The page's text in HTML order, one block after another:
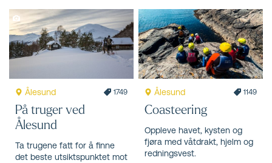
Ålesund 1749
På truger ved
Ålesund
Ta trugene fatt for å finne
det beste utsiktspunktet mot
Ålesund 1149
Coasteering
Oppleve havet, kysten og
fjøra med våtdrakt, hjelm og
redningsvest.